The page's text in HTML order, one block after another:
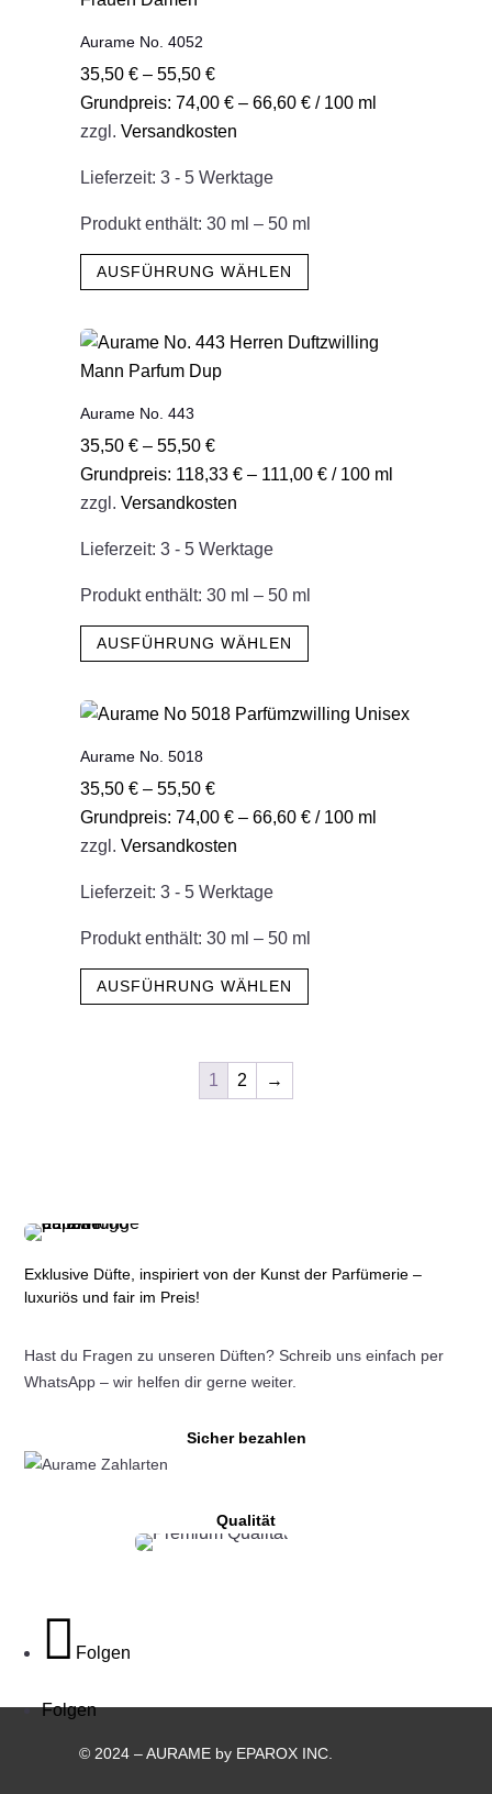
können
gewählt
werden
Aurame No. 4052
35,50€ –55,50€
Grundpreis:74,00€ –66,60€ / 100 ml
zzgl.Versandkosten
Lieferzeit:3 - 5 Werktage
Produkt enthält: 30 ml – 50 ml
AUSFÜHRUNG WÄHLEN
Dieses
mehrere
können
gewählt
werden
Aurame No. 443
35,50€ –55,50€
Grundpreis: 118,33€ – 111,00€ / 100 ml
zzgl.Versandkosten
Lieferzeit:3 - 5 Werktage
Produkt enthält: 30 ml – 50 ml
AUSFÜHRUNG WÄHLEN
Dieses
mehrere
Optionen
Produktseite
gewählt
Aurame No. 5018
35,50€ –55,50€
Grundpreis:74,00€ –66,60€ / 100 ml
zzgl.Versandkosten
Lieferzeit:3 - 5 Werktage
Produkt enthält: 30 ml – 50 ml
AUSFÜHRUNG WÄHLEN
Dieses
Produktseite
1 2 →
Exklusive Düfte, inspiriert von der Kunst der Parfümerie –
luxuriös und fair im Preis!
Hast du Fragen zu unseren Düften? Schreib uns einfach per
WhatsApp – wir helfen dir gerne weiter.
Sicher bezahlen
Qualität
Folgen
Folgen
© 2024 – AURAME by EPAROX INC.